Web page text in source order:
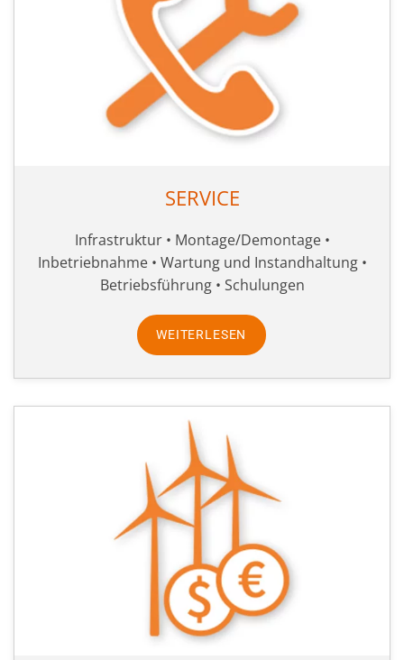
SERVICE
Infrastruktur • Montage/Demontage •
Inbetriebnahme • Wartung und Instandhaltung •
Betriebsführung • Schulungen
WEITERLESEN